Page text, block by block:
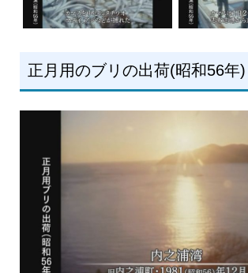
正月用のブリの出荷(昭和56年)